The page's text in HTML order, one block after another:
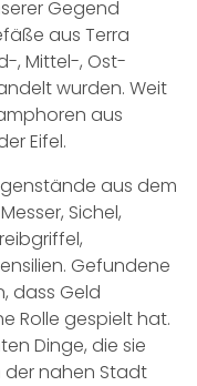
Gegend
aus Terra
, Mittel-, Ost-
wurden. Weit
aus
Eifel.
aus dem
Sichel,
Gefundene
dass Geld
Rolle gespielt hat.
Dinge, die sie
der nahen Stadt